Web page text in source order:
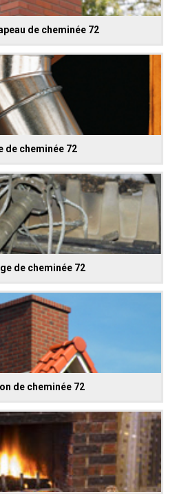
de cheminée 72
de cheminée 72
de cheminée 72
de cheminée 72